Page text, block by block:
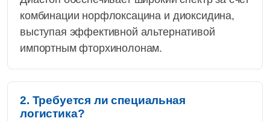
комбинации норфлоксацина и диоксидина,
выступая эффективной альтернативой
импортным фторхинолонам.
2. Требуется ли специальная
логистика?